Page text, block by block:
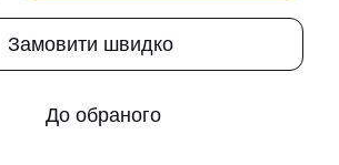
Замовити швидко
До обраного